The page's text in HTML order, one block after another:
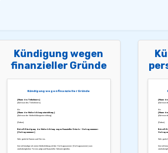
Kündigung wegen
finanzieller Gründe
Kündigung wegen finanzieller Gründe
[Name des Teilnehmers]
[Adresse des Teilnehmers]
An:
[Name der Weiterbildungseinrichtung]
[Adresse der Weiterbildungseinrichtung]
[Datum]
Betreff: Kündigung der Weiterbildung wegen finanzieller Gründe – Vertragsnummer:
[Vertragsnummer]
Sehr geehrte Damen und Herren,
hiermit kündige ich meine Weiterbildung mit der Vertragsnummer [Vertragsnummer] zum
nächstmöglichen Termin aufgrund finanzieller Schwierigkeiten.
[Name
[Adresse
An:
[Name
[Adresse
[Datum]
Betreff:
Sehr
hiermit